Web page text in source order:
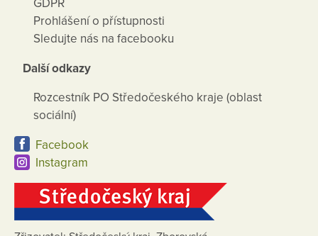
GDPR
Prohlášení o přístupnosti
Sledujte nás na facebooku
Další odkazy
Rozcestník PO Středočeského kraje (oblast
sociální)
Facebook
Instagram